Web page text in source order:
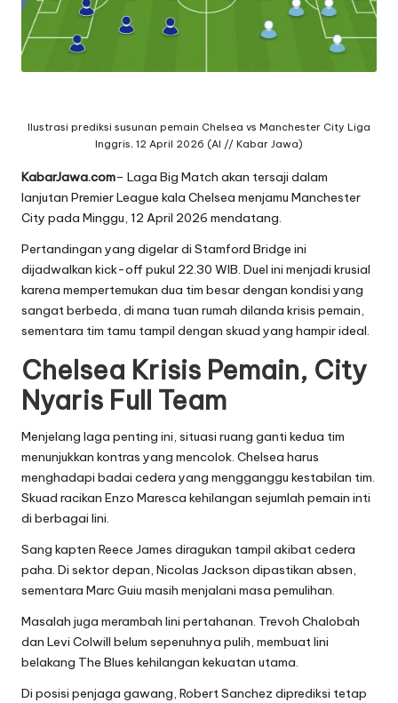
Ilustrasi prediksi susunan pemain Chelsea vs Manchester City Liga
Inggris, 12 April 2026 (AI // Kabar Jawa)
KabarJawa.com– Laga Big Match akan tersaji dalam
lanjutan Premier League kala Chelsea menjamu Manchester
City pada Minggu, 12 April 2026 mendatang.
Pertandingan yang digelar di Stamford Bridge ini
dijadwalkan kick-off pukul 22.30 WIB. Duel ini menjadi krusial
karena mempertemukan dua tim besar dengan kondisi yang
sangat berbeda, di mana tuan rumah dilanda krisis pemain,
sementara tim tamu tampil dengan skuad yang hampir ideal.
Chelsea Krisis Pemain, City
Nyaris Full Team
Menjelang laga penting ini, situasi ruang ganti kedua tim
menunjukkan kontras yang mencolok. Chelsea harus
menghadapi badai cedera yang mengganggu kestabilan tim.
Skuad racikan Enzo Maresca kehilangan sejumlah pemain inti
di berbagai lini.
Sang kapten Reece James diragukan tampil akibat cedera
paha. Di sektor depan, Nicolas Jackson dipastikan absen,
sementara Marc Guiu masih menjalani masa pemulihan.
Masalah juga merambah lini pertahanan. Trevoh Chalobah
dan Levi Colwill belum sepenuhnya pulih, membuat lini
belakang The Blues kehilangan kekuatan utama.
Di posisi penjaga gawang, Robert Sanchez diprediksi tetap